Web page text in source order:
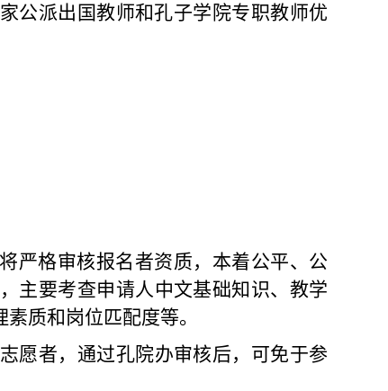
公派出国教师和孔子学院专职教师优
严格审核报名者资质，本着公平、公
主要考查申请人中文基础知识、教学
质和岗位匹配度等。
愿者，通过孔院办审核后，可免于参